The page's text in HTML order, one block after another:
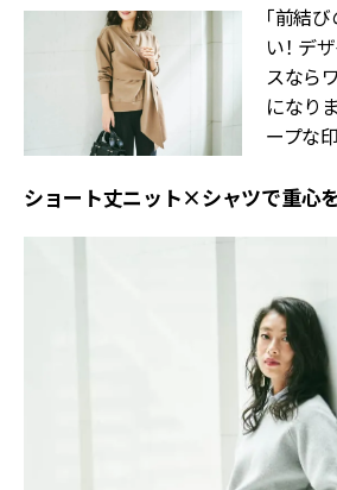
「前結
い！ デ
スなら
になり
ープな
ショート丈ニット×シャツで重心